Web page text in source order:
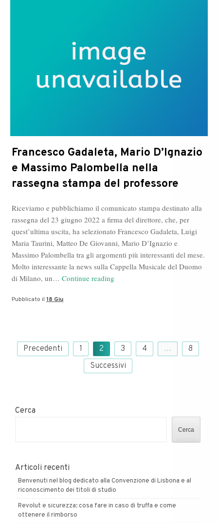
Francesco Gadaleta, Mario D’Ignazio
e Massimo Palombella nella
rassegna stampa del professore
Riceviamo e pubblichiamo il comunicato stampa destinato alla
rassegna del 23 giugno 2022 a firma del direttore, che, per
quest’ultima uscita, ha selezionato Francesco Gadaleta, Luigi
Maria Taurini, Matteo De Giovanni, Mario D’Ignazio e
Massimo Palombella tra gli argomenti più interessanti del mese.
Molto interessante la news sulla Cappella Musicale del Duomo
di Milano, un… Continue reading
Palombella
nella
rassegna
Pubblicato il 18 Giu
Paginazione
degli
Precedenti 1 2 3 4 …
8
Successivi
Cerca
Cerca
Articoli recenti
Benvenuti nel blog dedicato alla Convenzione di Lisbona e al
riconoscimento dei titoli di studio
Revolut e sicurezza: cosa fare in caso di truffa e come
ottenere il rimborso